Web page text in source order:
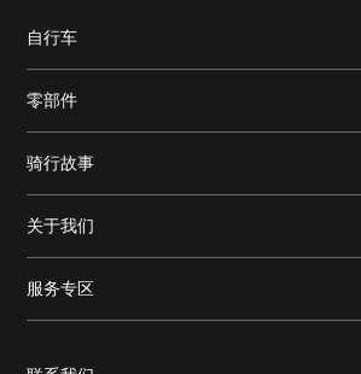
自行车
零部件
骑行故事
关于我们
服务专区